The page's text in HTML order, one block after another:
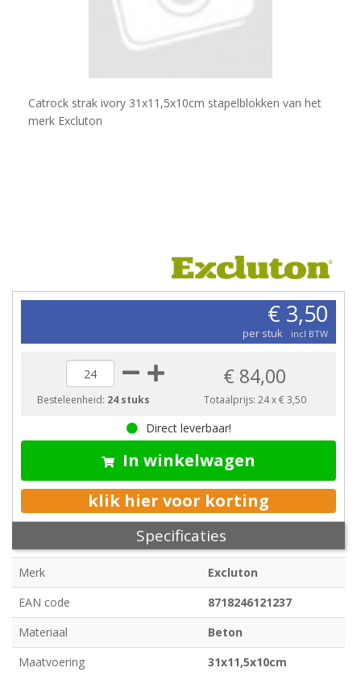
Catrock strak ivory 31x11,5x10cm stapelblokken van het
merk Excluton
€ 3,50
per stuk incl BTW
Besteleenheid: 24 stuks
€ 84,00
Totaalprijs: 24x€ 3,50
Direct leverbaar!
In winkelwagen
klik hier voor korting
Specificaties
Merk
Excluton
EAN code
8718246121237
Materiaal
Beton
Maatvoering
31x11,5x10cm